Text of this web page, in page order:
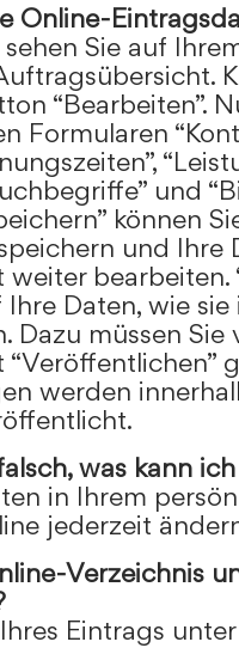
Online-
Sie auf
“Bearbeiten”.
Formularen
und
können
und Ihre
bearbeiten.
Daten, wie
Dazu müssen Sie
werden
was kann
in Ihrem
jederzeit
Verzeichnis
Eintrags